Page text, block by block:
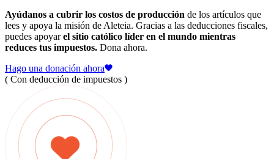
Ayúdanos a cubrir los costos de producción de los artículos que
lees y apoya la misión de Aleteia. Gracias a las deducciones fiscales,
puedes apoyarel sitio católico líder en el mundo mientras
reduces tus impuestos. Dona ahora.
Hago una donación ahora
( Con deducción de impuestos )